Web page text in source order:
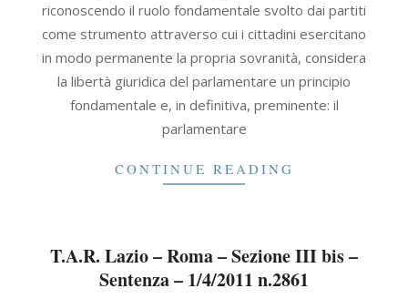
riconoscendo il ruolo fondamentale svolto dai partiti
come strumento attraverso cui i cittadini esercitano
in modo permanente la propria sovranità, considera
la libertà giuridica del parlamentare un principio
fondamentale e, in definitiva, preminente: il
parlamentare
CONTINUE READING
T.A.R. Lazio – Roma – Sezione III bis –
Sentenza – 1/4/2011 n.2861